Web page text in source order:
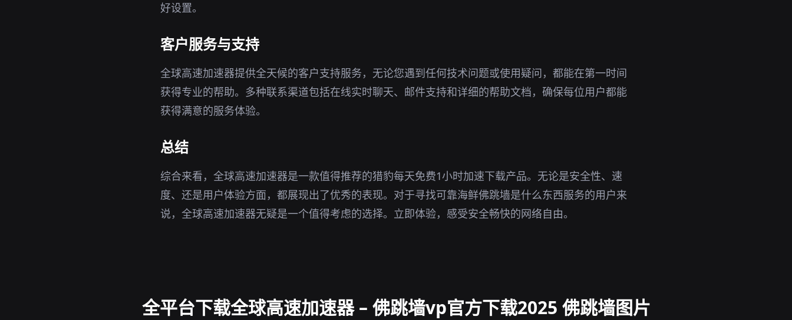
好设置。
客户服务与支持
全球高速加速器提供全天候的客户支持服务，无论您遇到任何技术问题或使用疑问，都能在第一时间
获得专业的帮助。多种联系渠道包括在线实时聊天、邮件支持和详细的帮助文档，确保每位用户都能
获得满意的服务体验。
总结
综合来看，全球高速加速器是一款值得推荐的猎豹每天免费1小时加速下载产品。无论是安全性、速
度、还是用户体验方面，都展现出了优秀的表现。对于寻找可靠海鲜佛跳墙是什么东西服务的用户来
说，全球高速加速器无疑是一个值得考虑的选择。立即体验，感受安全畅快的网络自由。
全平台下载全球高速加速器 – 佛跳墙vp官方下载2025 佛跳墙图片